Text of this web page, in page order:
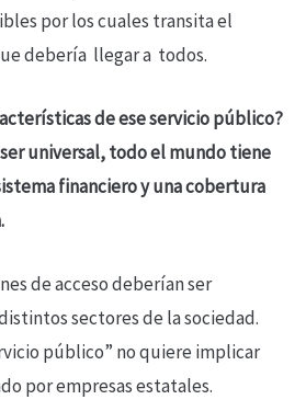
por los cuales transita el
debería llegar a todos.
de ese servicio público?
universal, todo el mundo tiene
financiero y una cobertura
de acceso deberían ser
sectores de la sociedad.
público” no quiere implicar
por empresas estatales.